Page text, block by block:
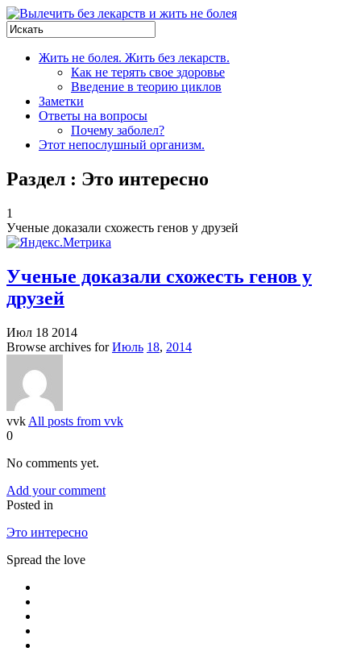
Жить не болея. Жить без лекарств.
Как не терять свое здоровье
Введение в теорию циклов
Заметки
Ответы на вопросы
Почему заболел?
Этот непослушный организм.
Раздел : Это интересно
1
Ученые доказали схожесть генов у друзей
Ученые доказали схожесть генов у
друзей
Июл 18 2014
Browse archives for Июль 18, 2014
vvk All posts from vvk
0
No comments yet.
Add your comment
Posted in
Это интересно
Spread the love